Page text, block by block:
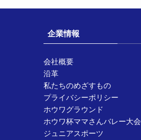
企業情報
会社概要
沿革
私たちのめざすもの
プライバシーポリシー
ホウワグラウンド
ホウワ杯ママさんバレー大会
ジュニアスポーツ